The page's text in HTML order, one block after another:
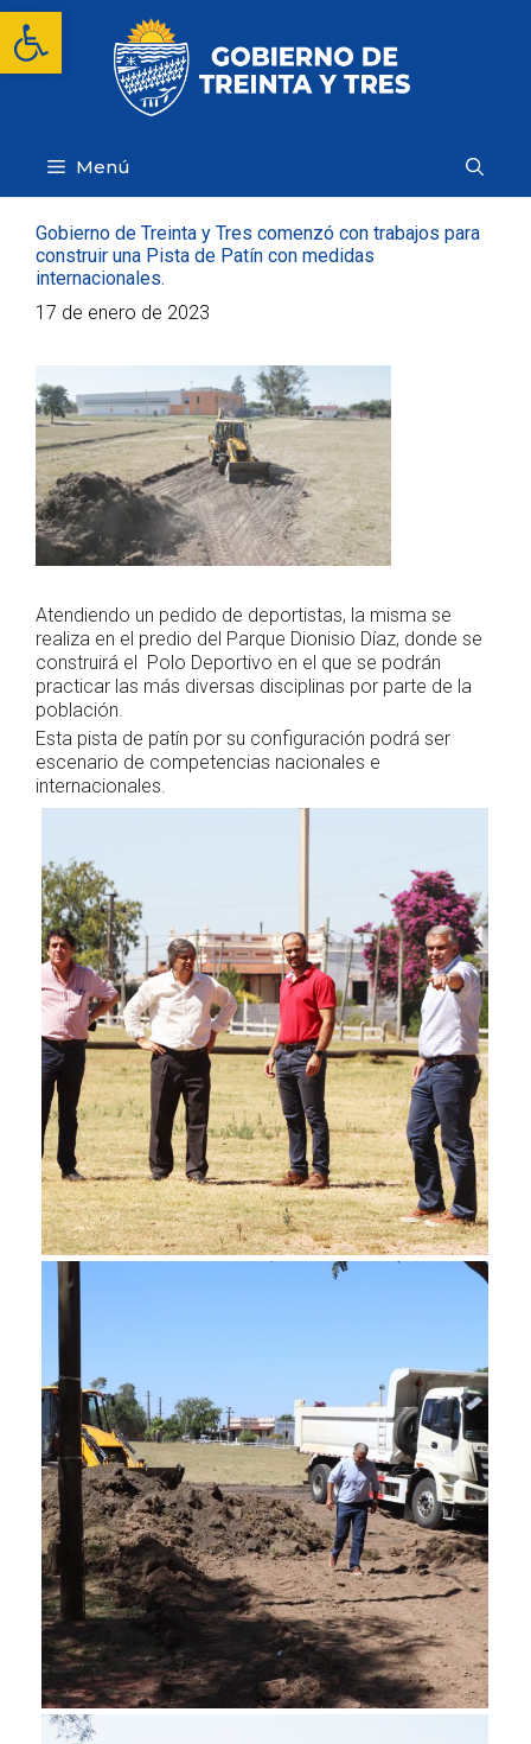
Abrir barra de herramientas
Saltar
contenido
Menú
Gobierno de Treinta y Tres comenzó con trabajos para
construir una Pista de Patín con medidas
internacionales.
17 de enero de 2023
Atendiendo un pedido de deportistas, la misma se
realiza en el predio del Parque Dionisio Díaz, donde se
construirá el Polo Deportivo en el que se podrán
practicar las más diversas disciplinas por parte de la
población.
Esta pista de patín por su configuración podrá ser
escenario de competencias nacionales e
internacionales.